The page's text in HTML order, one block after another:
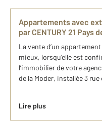
Appartements avec
par CENTURY 21 Pays
La vente d’un
mieux, lorsqu’elle est
l’immobilier de votre
de la Moder, installée 3
Lire plus